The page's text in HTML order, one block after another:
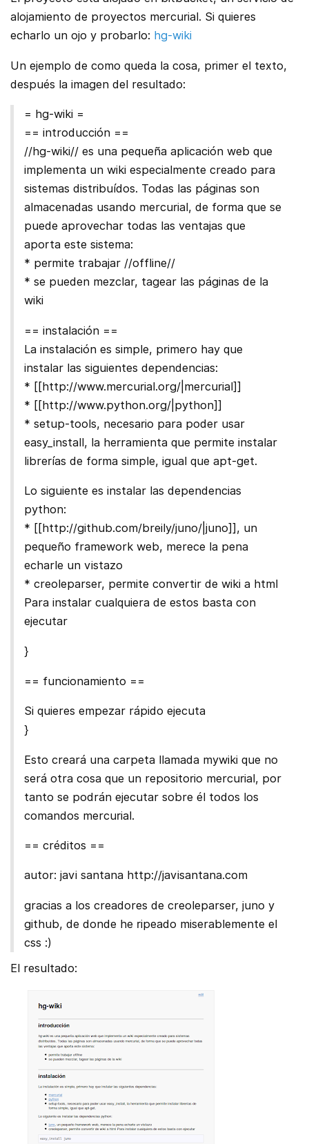
alojamiento de proyectos mercurial. Si quieres
echarlo un ojo y probarlo: hg-wiki
Un ejemplo de como queda la cosa, primer el texto,
después la imagen del resultado:
= hg-wiki =
== introducción ==
//hg-wiki// es una pequeña aplicación web que
implementa un wiki especialmente creado para
sistemas distribuídos. Todas las páginas son
almacenadas usando mercurial, de forma que se
puede aprovechar todas las ventajas que
aporta este sistema:
* permite trabajar //offline//
* se pueden mezclar, tagear las páginas de la
wiki
== instalación ==
La instalación es simple, primero hay que
instalar las siguientes dependencias:
* [[http://www.mercurial.org/|mercurial]]
* [[http://www.python.org/|python]]
* setup-tools, necesario para poder usar
easy_install, la herramienta que permite instalar
librerías de forma simple, igual que apt-get.
Lo siguiente es instalar las dependencias
python:
* [[http://github.com/breily/juno/|juno]], un
pequeño framework web, merece la pena
echarle un vistazo
* creoleparser, permite convertir de wiki a html
Para instalar cualquiera de estos basta con
ejecutar
}
== funcionamiento ==
Si quieres empezar rápido ejecuta
}
Esto creará una carpeta llamada mywiki que no
será otra cosa que un repositorio mercurial, por
tanto se podrán ejecutar sobre él todos los
comandos mercurial.
== créditos ==
autor: javi santana http://javisantana.com
gracias a los creadores de creoleparser, juno y
github, de donde he ripeado miserablemente el
css :)
El resultado: